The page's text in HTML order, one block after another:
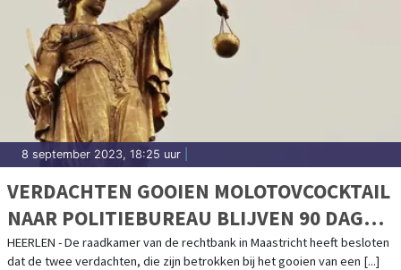
8 september 2023, 18:25 uur
VERDACHTEN GOOIEN MOLOTOVCOCKTAIL
NAAR POLITIEBUREAU BLIJVEN 90 DAGEN
LANGER VASTZITTEN
HEERLEN - De raadkamer van de rechtbank in Maastricht heeft besloten
dat de twee verdachten, die zijn betrokken bij het gooien van een [...]